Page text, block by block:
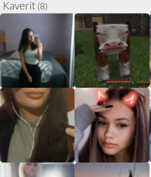
Kaverit (8)